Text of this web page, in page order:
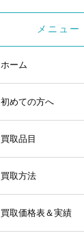
メニュー
ホーム
初めての方へ
買取品目
買取方法
買取価格表＆実績